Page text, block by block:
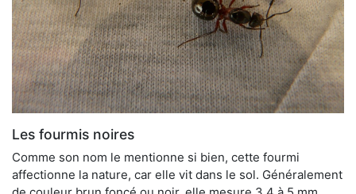
Les fourmis noires
Comme son nom le mentionne si bien, cette fourmi
affectionne la nature, car elle vit dans le sol. Généralement